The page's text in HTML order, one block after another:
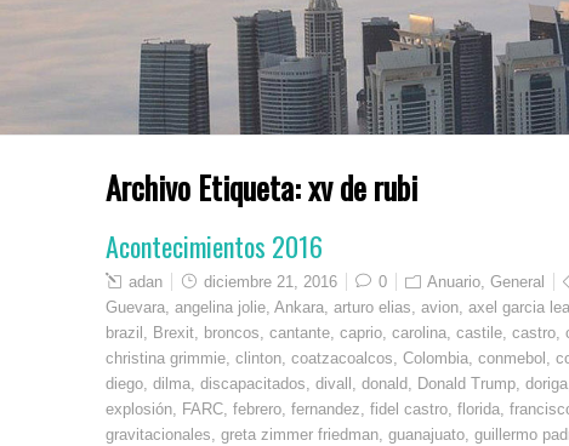
Archivo Etiqueta:xv de rubi
Acontecimientos 2016
adan diciembre 21, 2016 0 Anuario, General
Guevara, angelina jolie, Ankara, arturo elias, avion, axel garcia leal
brazil , Brexit, broncos, cantante, caprio, carolina, castile, castro,
christina grimmie, clinton, coatzacoalcos, Colombia, conmebol ,
diego, dilma, discapacitados, divall , donald, Donald Trump, doriga
explosión, FARC, febrero, fernandez, fidel castro, florida,
gravitacionales, greta zimmer friedman, guanajuato, guillermo